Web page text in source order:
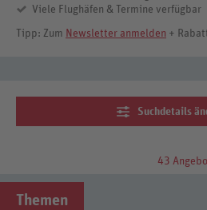
Viele Flughäfen & Termine verfügbar
Tipp: Zum Newsletter anmelden +
43
Suchdetails
Themen